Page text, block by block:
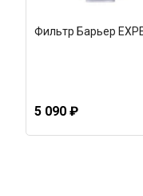
Фильтр Барьер
5 090 ₽